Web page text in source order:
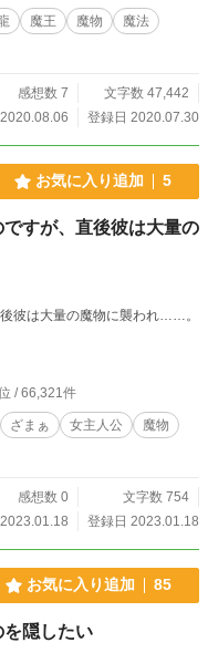
ない隙にルーベネを処刑しよう
れたルーベネは、国の端であ
魔王 魔物
魔法
感想数 7
文字数 47,442
登録日 2020.07.30
お気に入り追加 5
すが、直後彼は大量の
彼は大量の魔物に襲われ……。
/ 66,321件
ざまぁ 女主人公
魔物
感想数 0
文字数 754
登録日 2023.01.18
お気に入り追加 85
隠したい